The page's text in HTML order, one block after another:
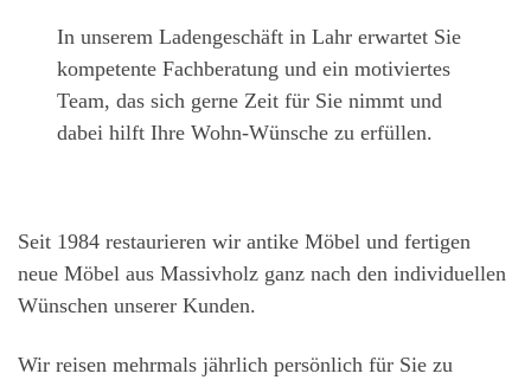
In unserem Ladengeschäft in Lahr erwartet Sie
kompetente Fachberatung und ein motiviertes
Team, das sich gerne Zeit für Sie nimmt und
dabei hilft Ihre Wohn-Wünsche zu erfüllen.
Seit 1984 restaurieren wir antike Möbel und fertigen
neue Möbel aus Massivholz ganz nach den individuellen
Wünschen unserer Kunden.
Wir reisen mehrmals jährlich persönlich für Sie zu